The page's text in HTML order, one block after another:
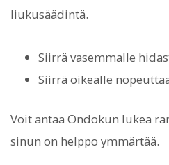
liukusäädintä.
Siirrä vasemmalle
Siirrä oikealle
Voit antaa Ondokun lukea
sinun on helppo ymmärtää.